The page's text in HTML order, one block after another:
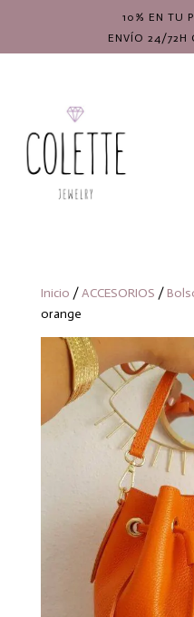
10% EN TU
ENVÍO 24/72H
Inicio /ACCESORIOS /
orange